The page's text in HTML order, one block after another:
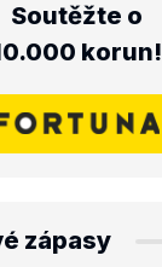
Soutěžte o
korun!
zápasy